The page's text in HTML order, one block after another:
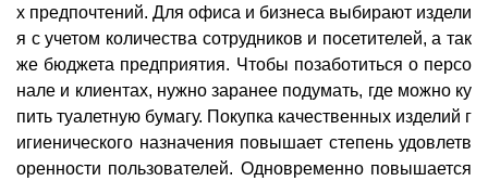
х предпочтений. Для офиса и бизнеса выбирают издели
я с учетом количества сотрудников и посетителей, а так
же бюджета предприятия. Чтобы позаботиться о персо
нале и клиентах, нужно заранее подумать, где можно ку
пить туалетную бумагу. Покупка качественных изделий г
игиенического назначения повышает степень удовлетв
оренности пользователей. Одновременно повышается